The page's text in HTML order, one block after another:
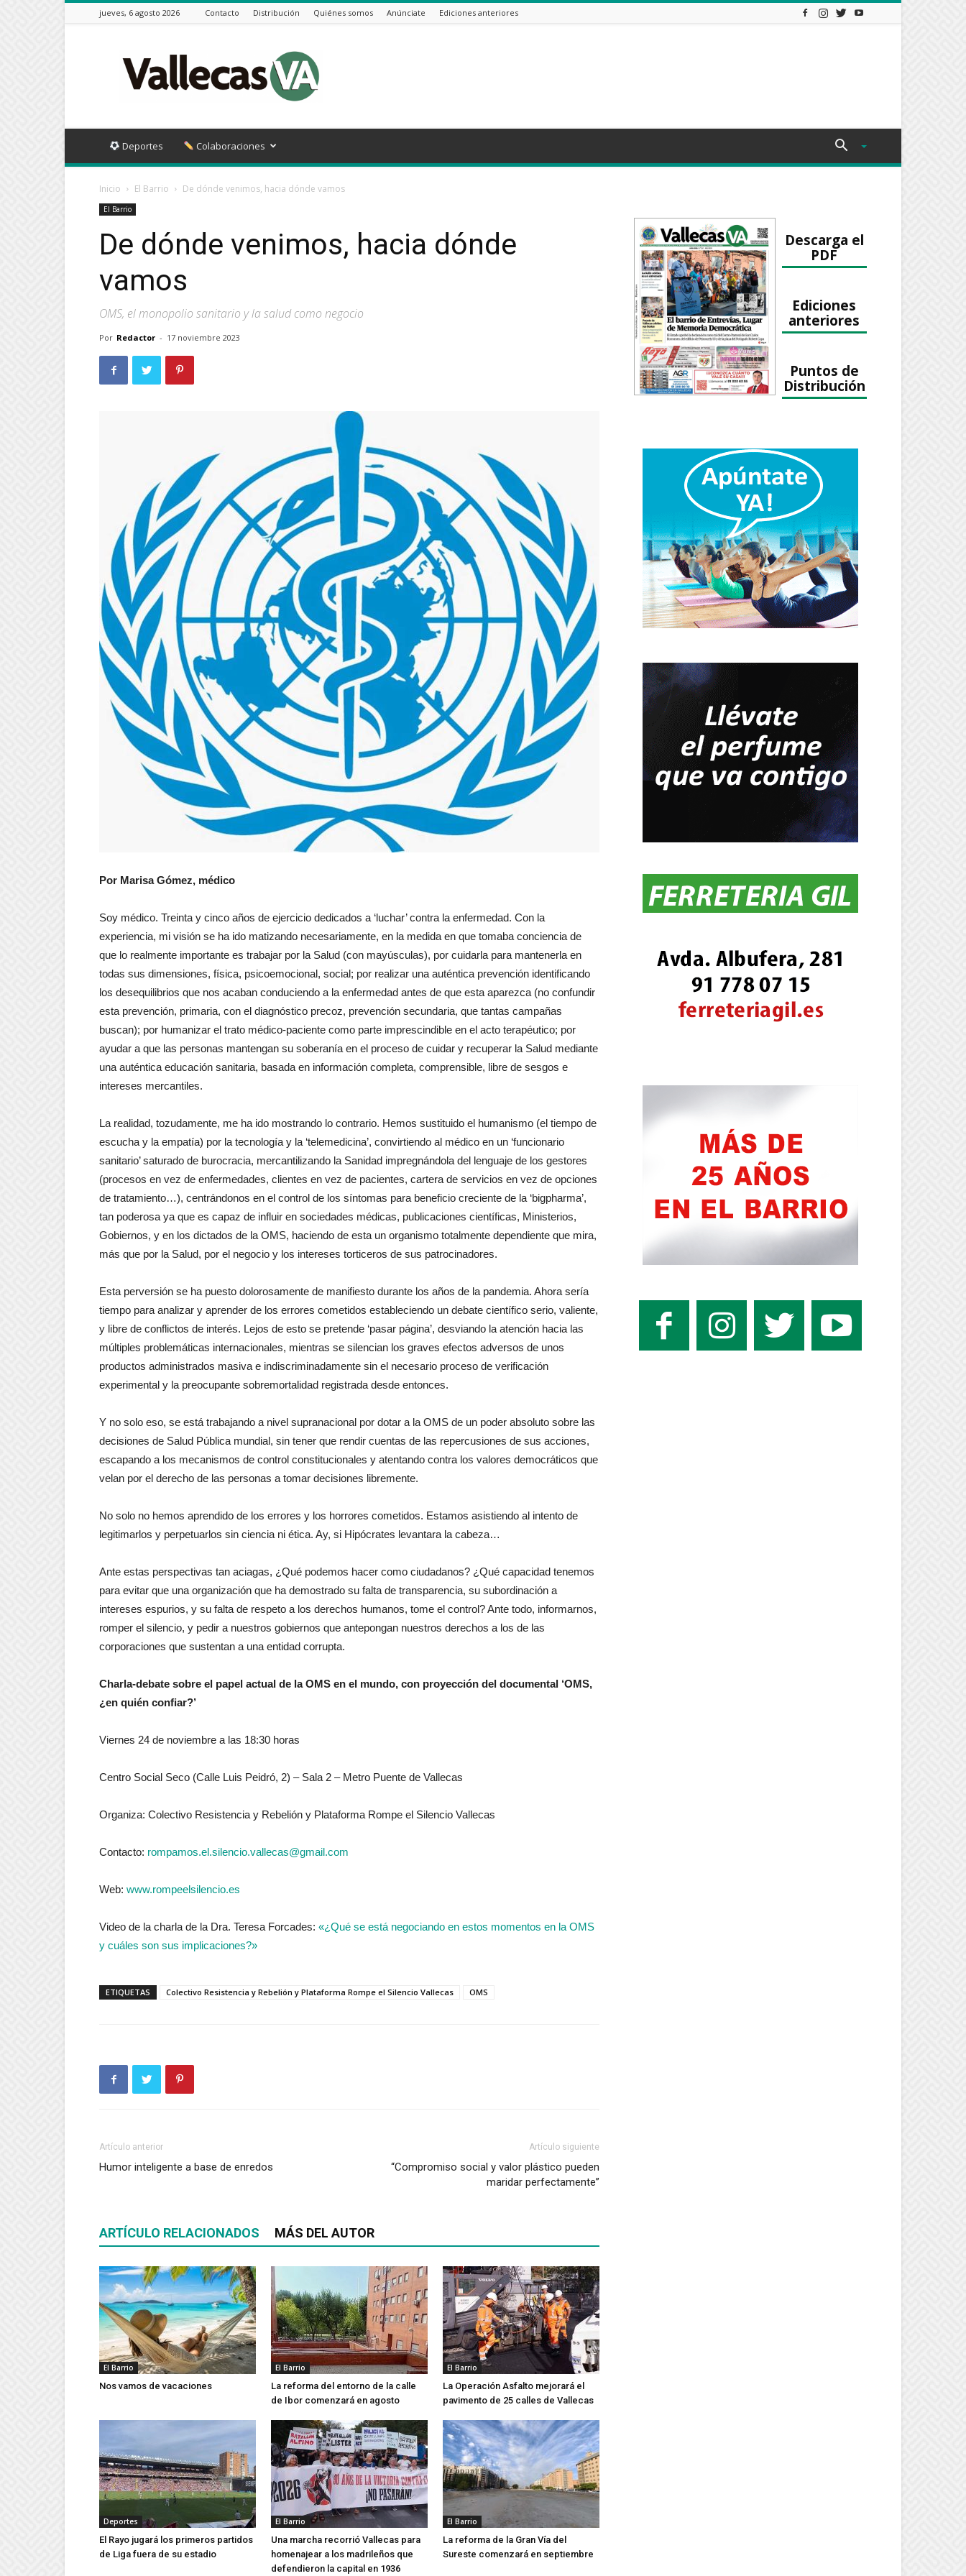
jueves, 6 agosto 2026 Contacto Distribución Quiénes somos Anúnciate Ediciones anteriores
VA
Deportes Colaboraciones
Inicio El Barrio De dónde venimos, hacia dónde vamos
El Barrio
De dónde venimos, hacia dónde
vamos
OMS, el monopolio sanitario y la salud como negocio
Por Redactor - 17 noviembre 2023
Por Marisa Gómez, médico
Soy médico. Treinta y cinco años de ejercicio dedicados a ‘luchar’ contra la enfermedad. Con la
experiencia, mi visión se ha ido matizando necesariamente, en la medida en que tomaba conciencia de
que lo realmente importante es trabajar por la Salud (con mayúsculas), por cuidarla para mantenerla en
todas sus dimensiones, física, psicoemocional, social; por realizar una auténtica prevención identificando
los desequilibrios que nos acaban conduciendo a la enfermedad antes de que esta aparezca (no confundir
esta prevención, primaria, con el diagnóstico precoz, prevención secundaria, que tantas campañas
buscan); por humanizar el trato médico-paciente como parte imprescindible en el acto terapéutico; por
ayudar a que las personas mantengan su soberanía en el proceso de cuidar y recuperar la Salud mediante
una auténtica educación sanitaria, basada en información completa, comprensible, libre de sesgos e
intereses mercantiles.
La realidad, tozudamente, me ha ido mostrando lo contrario. Hemos sustituido el humanismo (el tiempo de
escucha y la empatía) por la tecnología y la ‘telemedicina’, convirtiendo al médico en un ‘funcionario
sanitario’ saturado de burocracia, mercantilizando la Sanidad impregnándola del lenguaje de los gestores
(procesos en vez de enfermedades, clientes en vez de pacientes, cartera de servicios en vez de opciones
de tratamiento…), centrándonos en el control de los síntomas para beneficio creciente de la ‘bigpharma’,
tan poderosa ya que es capaz de influir en sociedades médicas, publicaciones científicas, Ministerios,
Gobiernos, y en los dictados de la OMS, haciendo de esta un organismo totalmente dependiente que mira,
más que por la Salud, por el negocio y los intereses torticeros de sus patrocinadores.
Esta perversión se ha puesto dolorosamente de manifiesto durante los años de la pandemia. Ahora sería
tiempo para analizar y aprender de los errores cometidos estableciendo un debate científico serio, valiente,
y libre de conflictos de interés. Lejos de esto se pretende ‘pasar página’, desviando la atención hacia las
múltiples problemáticas internacionales, mientras se silencian los graves efectos adversos de unos
productos administrados masiva e indiscriminadamente sin el necesario proceso de verificación
experimental y la preocupante sobremortalidad registrada desde entonces.
Y no solo eso, se está trabajando a nivel supranacional por dotar a la OMS de un poder absoluto sobre las
decisiones de Salud Pública mundial, sin tener que rendir cuentas de las repercusiones de sus acciones,
escapando a los mecanismos de control constitucionales y atentando contra los valores democráticos que
velan por el derecho de las personas a tomar decisiones libremente.
No solo no hemos aprendido de los errores y los horrores cometidos. Estamos asistiendo al intento de
legitimarlos y perpetuarlos sin ciencia ni ética. Ay, si Hipócrates levantara la cabeza…
Ante estas perspectivas tan aciagas, ¿Qué podemos hacer como ciudadanos? ¿Qué capacidad tenemos
para evitar que una organización que ha demostrado su falta de transparencia, su subordinación a
intereses espurios, y su falta de respeto a los derechos humanos, tome el control? Ante todo, informarnos,
romper el silencio, y pedir a nuestros gobiernos que antepongan nuestros derechos a los de las
corporaciones que sustentan a una entidad corrupta.
Charla-debate sobre el papel actual de la OMS en el mundo, con proyección del documental ‘OMS,
¿en quién confiar?’
Viernes 24 de noviembre a las 18:30 horas
Centro Social Seco (Calle Luis Peidró, 2) – Sala 2 – Metro Puente de Vallecas
Organiza: Colectivo Resistencia y Rebelión y Plataforma Rompe el Silencio Vallecas
Contacto: rompamos.el.silencio.vallecas@gmail.com
Web: www.rompeelsilencio.es
Video de la charla de la Dra. Teresa Forcades: «¿Qué se está negociando en estos momentos en la OMS
y cuáles son sus implicaciones?»
ETIQUETAS Colectivo Resistencia y Rebelión y Plataforma Rompe el Silencio Vallecas OMS
Artículo anterior
Humor inteligente a base de enredos
Artículo siguiente
“Compromiso social y valor plástico pueden
maridar perfectamente”
ARTÍCULO RELACIONADOS MÁS DEL AUTOR
El Barrio
Nos vamos de vacaciones
El Barrio
La reforma del entorno de la calle
de Ibor comenzará en agosto
El Barrio
La Operación Asfalto mejorará el
pavimento de 25 calles de Vallecas
Deportes
El Rayo jugará los primeros partidos
de Liga fuera de su estadio
El Barrio
Una marcha recorrió Vallecas para
homenajear a los madrileños que
defendieron la capital en 1936
El Barrio
La reforma de la Gran Vía del
Sureste comenzará en septiembre
Descarga el
PDF
Ediciones
anteriores
Puntos de
Distribución